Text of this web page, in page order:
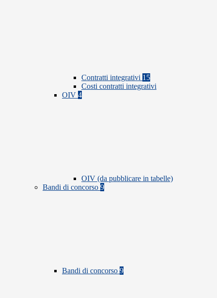
Contratti integrativi 15
Costi contratti integrativi
OIV 4
OIV (da pubblicare in tabelle)
Bandi di concorso 9
Bandi di concorso 9